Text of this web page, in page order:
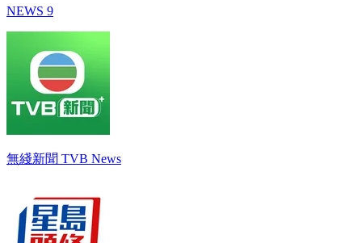
NEWS 9
無綫新聞 TVB News